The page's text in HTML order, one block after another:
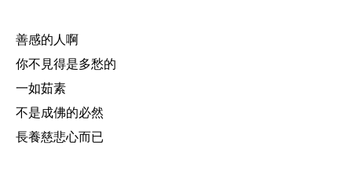
善感的人啊
你不見得是多愁的
一如茹素
不是成佛的必然
長養慈悲心而已